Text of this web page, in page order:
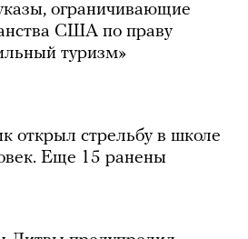
ограничивающие
США по праву
туризм»
открыл стрельбу в школе
Еще 15 ранены